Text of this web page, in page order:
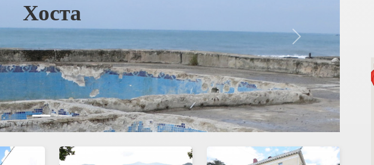
Хоста
Next